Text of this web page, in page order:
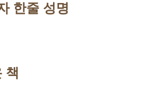
한줄 성명
책